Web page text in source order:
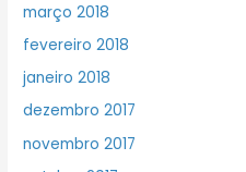
março 2018
fevereiro 2018
janeiro 2018
dezembro 2017
novembro 2017